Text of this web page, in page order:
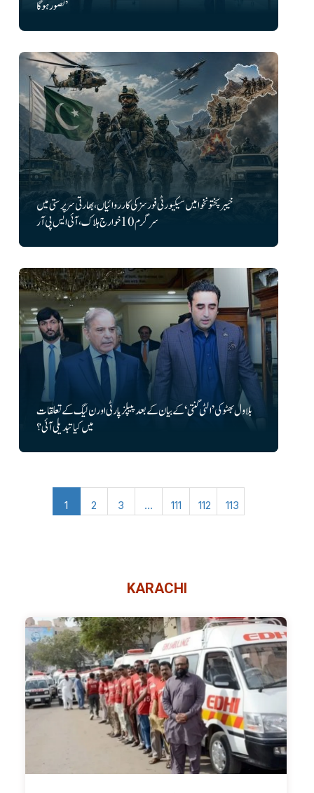
تصور ہوگا’
خیبرپختونخوا میں سیکیورٹی فورسز کی کارروائیاں، بھارتی سرپرستی میں
سرگرم 10 خوارج ہلاک، آئی ایس پی آر
بلاول بھٹو کی ’الٹی گنتی‘ کے بیان کے بعد پیپلز پارٹی اور ن لیگ کے تعلقات
میں کیا تبدیلی آئی؟
1 2 3 … 111 112 113
KARACHI